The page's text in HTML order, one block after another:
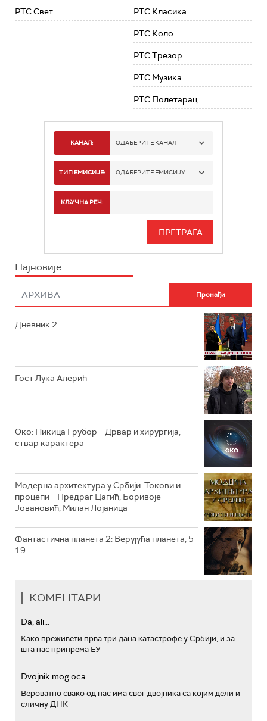
РТС Свет РТС Класика
РТС Коло
РТС Трезор
РТС Музика
РТС Полетарац
КАНАЛ: ОДАБЕРИТЕ КАНАЛ
РТС 1
РТС 3
ТИП ЕМИСИЈЕ: ОДАБЕРИТЕ ЕМИСИЈУ
ИНФО
КЉУЧНА РЕЧ:
Најновије
Дневник 2
Гост Лука Алерић
Око: Никица Грубор – Дрвар и хирургија,
ствар карактера
Модерна архитектура у Србији: Токови и
процепи – Предраг Цагић, Боривоје
Јовановић, Милан Лојаница
Фантастична планета 2: Верујућа планета, 5-
19
КОМЕНТАРИ
Da, ali...
Како преживети прва три дана катастрофе у Србији, и за
шта нас припрема ЕУ
Dvojnik mog oca
Вероватно свако од нас има свог двојника са којим дели и
сличну ДНК